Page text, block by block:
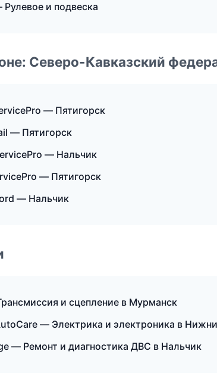
и подвеска
Северо-Кавказский
— Пятигорск
— Пятигорск
— Нальчик
— Пятигорск
— Нальчик
и сцепление в Мурманск
— Электрика и электроника в
— Ремонт и диагностика ДВС в Нальчик